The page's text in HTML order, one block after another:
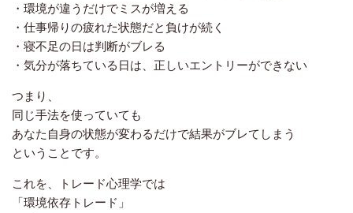
・環境が違うだけでミスが増える
・仕事帰りの疲れた状態だと負けが続く
・寝不足の日は判断がブレる
・気分が落ちている日は、正しいエントリーができない
つまり、
同じ手法を使っていても
あなた自身の状態が変わるだけで結果がブレてしまう
ということです。
これを、トレード心理学では
「環境依存トレード」